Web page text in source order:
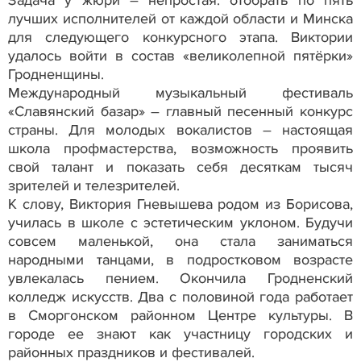
лучших исполнителей от каждой области и Минска
для следующего конкурсного этапа. Виктории
удалось войти в состав «великолепной пятёрки»
Гродненщины.
Международный музыкальный фестиваль
«Славянский базар» – главный песенный конкурс
страны. Для молодых вокалистов – настоящая
школа профмастерства, возможность проявить
свой талант и показать себя десяткам тысяч
зрителей и телезрителей.
К слову, Виктория Гневышева родом из Борисова,
училась в школе с эстетическим уклоном. Будучи
совсем маленькой, она стала заниматься
народными танцами, в подростковом возрасте
увлекалась пением. Окончила Гродненский
колледж искусств. Два с половиной года работает
в Сморгонском районном Центре культуры. В
городе ее знают как участницу городских и
районных праздников и фестивалей.